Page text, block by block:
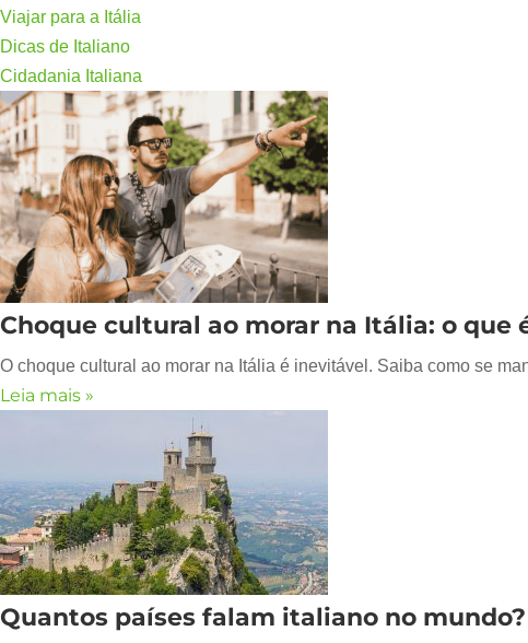
Viajar para a Itália
Dicas de Italiano
Cidadania Italiana
Choque cultural ao morar na Itália: o
O choque cultural ao morar na Itália é inevitável. Saiba como se
Leia mais »
Quantos países falam italiano no